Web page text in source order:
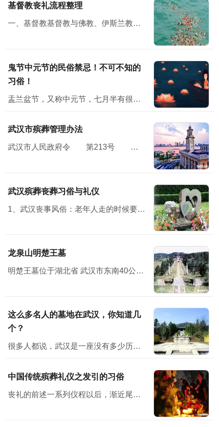
基督教丧礼流程整理
一、基督教基督教与佛教、伊斯兰教并称三大宗教，无论从规模，还是从影响方面，基督教都堪称世界第一大宗教。
鬼节中元节的民俗禁忌！不可不知的
习俗！
盂兰盆节，又称中元节，七月半有很多民俗禁忌；民间在中元节这天会举办祭祀活动怀念亲人，并对未来寄予美好的祝愿。节日习俗主要有祭祖、放河灯、祀亡魂、焚纸锭等七月半”原本...
武汉市殡葬管理办法
武汉市人民政府令 第213号 《武汉市殡葬管理办法》已经2010年11月15日市人民政府第119次常务会议通过，现予公布，自2011年1月7日起施行。<...
武汉殡葬丧葬习俗与礼仪
1、武汉丧事风俗：老年人走的时候要有子女在旁，才方便说下最后遗嘱之类的话。 2、布置灵堂，灵堂设在堂屋中，灵堂前壁上布置个“奠”字，“奠”字下面是供桌，供桌上面放鱼、肉、馒头水...
龙泉山明楚王墓
明楚王墓位于湖北省 武汉市东南40公里处
这么多名人的墓地在武汉，你知道几
个？
很多人都说，武汉是一座没有多少历史感的城市。但其实不然，它有它的韵味。也许，你在武汉没有见过多少历史古迹、文物等，但其实它就隐藏在你身边，只是你没有发现而已。不说别的，位于武汉的古墓地就有多座...
中国传统殡葬礼仪之发引的习俗
丧礼的前述一系列仪程以后，渐近尾声即发引、下葬了。按古礼来看，三月而葬，时间太长，尸体不易保存，生者也不胜其劳。因而，古时候就有所谓“渴葬”、“血葬”即七天之内不卜而葬。后世的停...